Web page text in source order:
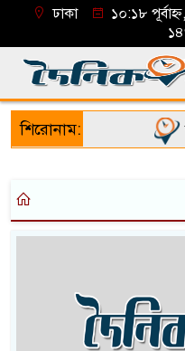
ঢাকা
১০:১৮
শিরোনাম: